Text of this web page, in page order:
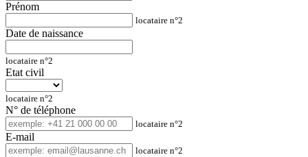
Prénom
locataire n°2
Date de naissance
locataire n°2
Etat civil
locataire n°2
N° de téléphone
locataire n°2
E-mail
locataire n°2